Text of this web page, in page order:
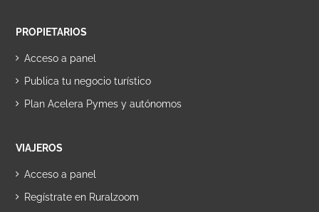
PROPIETARIOS
Acceso a panel
Publica tu negocio turístico
Plan Acelera Pymes y autónomos
VIAJEROS
Acceso a panel
Regístrate en Ruralzoom